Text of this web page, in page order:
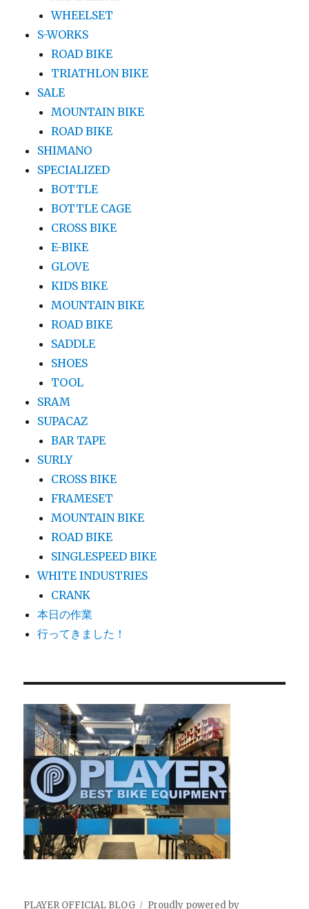
WHEELSET
S-WORKS
ROAD BIKE
TRIATHLON BIKE
SALE
MOUNTAIN BIKE
ROAD BIKE
SHIMANO
SPECIALIZED
BOTTLE
BOTTLE CAGE
CROSS BIKE
E-BIKE
GLOVE
KIDS BIKE
MOUNTAIN BIKE
ROAD BIKE
SADDLE
SHOES
TOOL
SRAM
SUPACAZ
BAR TAPE
SURLY
CROSS BIKE
FRAMESET
MOUNTAIN BIKE
ROAD BIKE
SINGLESPEED BIKE
WHITE INDUSTRIES
CRANK
本日の作業
行ってきました！
PLAYER OFFICIAL BLOG Proudly powered by